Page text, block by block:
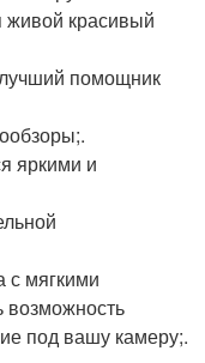
живой красивый
помощник
яркими и
с мягкими
возможность
под вашу камеру;.